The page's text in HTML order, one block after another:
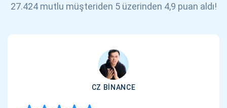
27.424 mutlu müşteriden 5 üzerinden 4,9 puan aldı!
CZ BINANCE